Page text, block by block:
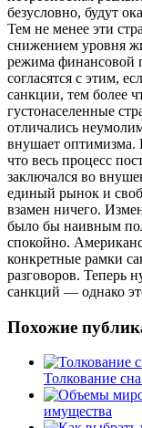
безусловно, будут
Тем не менее эти
снижением уровня
режима финансовой
согласятся с этим,
санкции, тем более
густонаселенные
отличались
внушает оптимизма.
что весь процесс
заключался во
единый рынок и
взамен ничего.
было бы наивным
спокойно.
конкретные рамки
разговоров. Теперь
санкций — однако
Похожие
Толкование
имущества